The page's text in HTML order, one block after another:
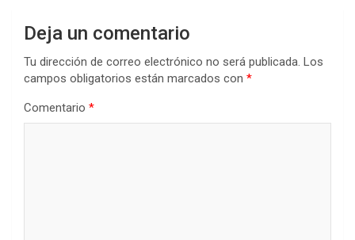
Deja un comentario
Tu dirección de correo electrónico no será publicada. Los
campos obligatorios están marcados con *
Comentario *